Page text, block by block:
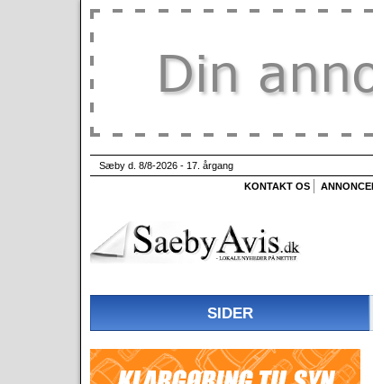
Sæby d. 8/8-2026 - 17. årgang
KONTAKT OS
SIDER